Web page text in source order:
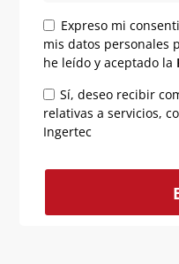
Expreso mi
mis datos personales
he leído y aceptado la
Sí, deseo recibir
relativas a servicios,
Ingertec